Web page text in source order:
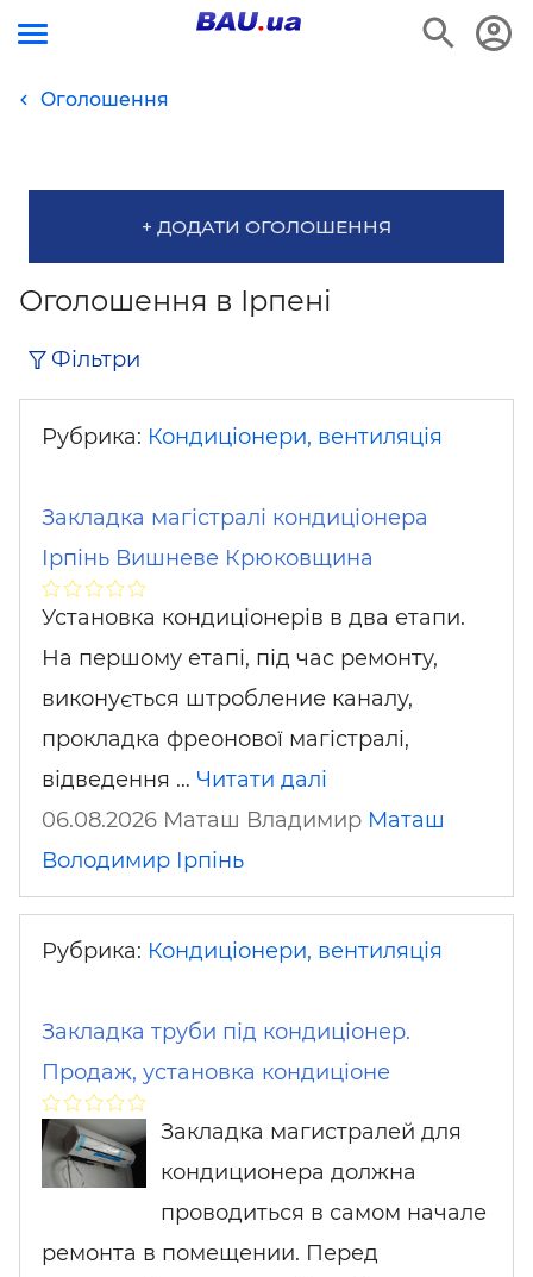
Оголошення
+ ДОДАТИ ОГОЛОШЕННЯ
Оголошення в Ірпені
Фільтри
Рубрика: Кондиціонери, вентиляція
Закладка магістралі кондиціонера
Ірпінь Вишневе Крюковщина
Установка кондиціонерів в два етапи.
На першому етапі, під час ремонту,
виконується штробление каналу,
прокладка фреонової магістралі,
відведення … Читати далі
06.08.2026 Маташ Владимир Маташ
Володимир Ірпінь
Рубрика: Кондиціонери, вентиляція
Закладка труби під кондиціонер.
Продаж, установка кондиціоне
​Закладка магистралей для
кондиционера должна
проводиться в самом начале
ремонта в помещении. Перед